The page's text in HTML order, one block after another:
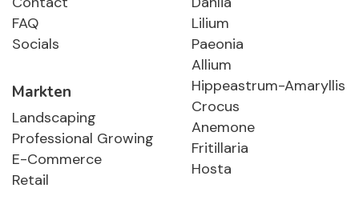
FAQ
Socials
Markten
Landscaping
Professional Growing
E-Commerce
Retail
Lilium
Paeonia
Allium
Hippeastrum-Amaryllis
Crocus
Anemone
Fritillaria
Hosta